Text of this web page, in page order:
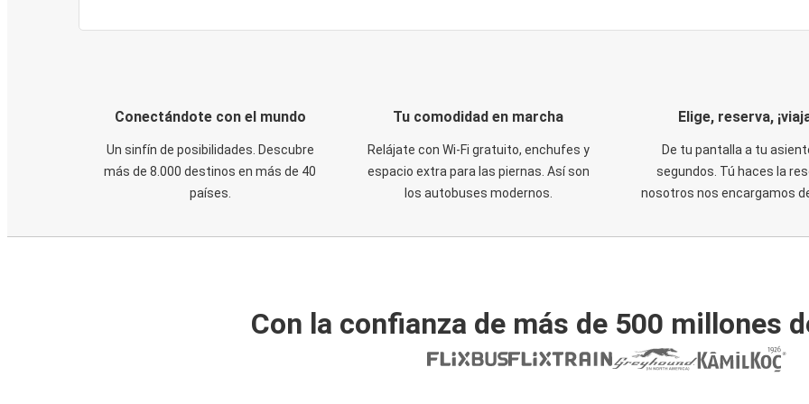
Conectándote con el mundo
Un sinfín de posibilidades. Descubre
más de 8.000 destinos en más de 40
países.
Tu comodidad en marcha
Relájate con Wi-Fi gratuito, enchufes y
espacio extra para las piernas. Así son
los autobuses modernos.
Elige, reserva,
De tu pantalla a tu
segundos. Tú haces la
nosotros nos encargamos
Con la confianza de más de 500 millones